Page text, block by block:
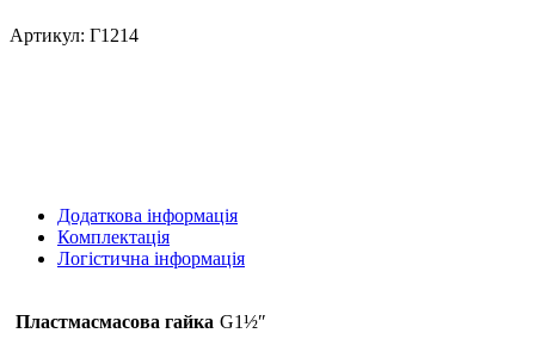
Артикул: Г1214
Додаткова інформація
Комплектація
Логістична інформація
Пластмасмасова гайка G1½ʺ